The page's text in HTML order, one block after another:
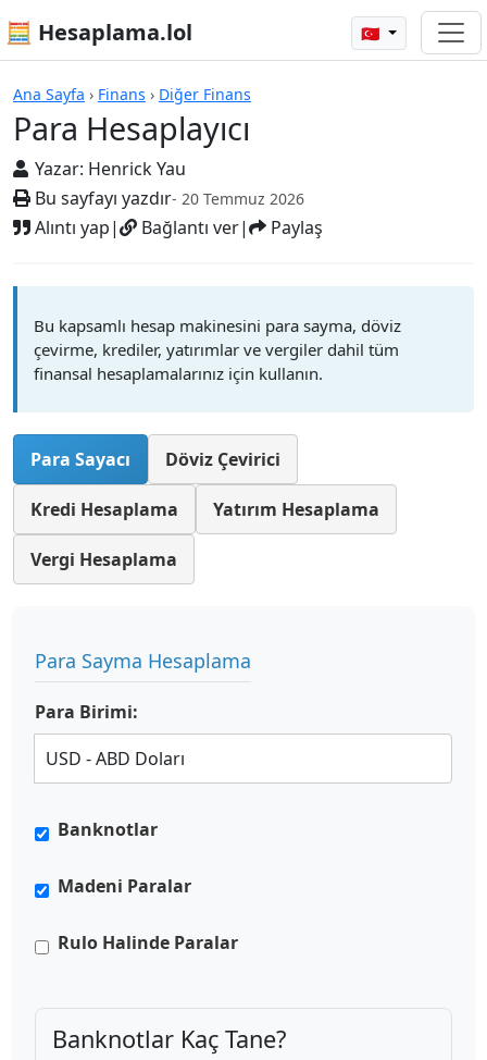
🧮 Hesaplama.lol 🇹🇷
Ana Sayfa › Finans › Diğer Finans
Para Hesaplayıcı
Yazar: Henrick Yau
Bu sayfayı yazdır- 20 Temmuz 2026
Alıntı yap| Bağlantı ver| Paylaş
Hesap Makineleri
Bu kapsamlı hesap makinesini para sayma, döviz
çevirme, krediler, yatırımlar ve vergiler dahil tüm
finansal hesaplamalarınız için kullanın.
Para Sayacı Döviz Çevirici
Kredi Hesaplama Yatırım Hesaplama
Vergi Hesaplama
Para Sayma Hesaplama
Para Birimi:
Banknotlar
Madeni Paralar
Rulo Halinde Paralar
Banknotlar Kaç Tane?